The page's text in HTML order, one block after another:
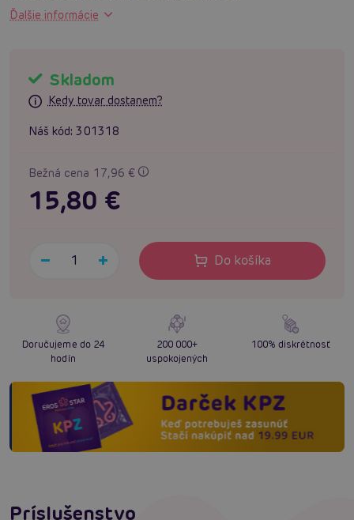
Ďalšie informácie
Skladom
Kedy tovar dostanem?
Náš kód: 301318
Bežná cena 17,96 €
15,80 €
Do košíka
Doručujeme do 24
hodín
200 000+
uspokojených
100% diskrétnosť
Príslušenstvo